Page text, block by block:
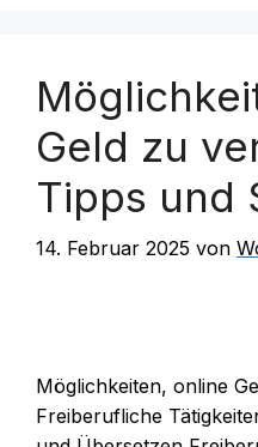
Geld zu
Tipps und
14. Februar 2025 von
Möglichkeiten, online
Freiberufliche